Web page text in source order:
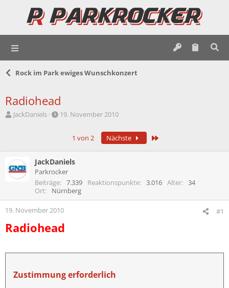
Rock im Park ewiges Wunschkonzert
Radiohead
E
l
e
JackDaniels
E
l
l
a
19. November 2010
1 von 2 Nächste
JackDaniels
Parkrocker
Beiträge
7.339 Reaktionspunkte 3.016 Alter
34
Ort
Nürnberg
19. November 2010 #1
Radiohead
Zustimmung erforderlich